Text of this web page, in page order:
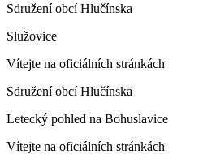
Sdružení obcí Hlučínska
Služovice
Vítejte na oficiálních stránkách
Sdružení obcí Hlučínska
Letecký pohled na Bohuslavice
Vítejte na oficiálních stránkách